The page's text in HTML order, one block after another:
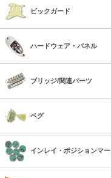
ピックガード
ハードウェア・パネル
ブリッジ/関連パーツ
ペグ
インレイ・ポジションマー